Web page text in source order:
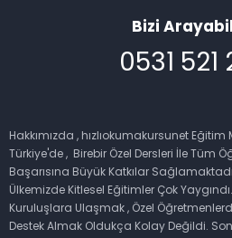
Bizi
0531 521
Hakkımızda , hızlıokumakursunet Eğitim
Türkiye'de , Birebir Özel Dersleri İle Tüm
Başarısına Büyük Katkılar
Ülkemizde Kitlesel Eğitimler Çok
Kuruluşlara Ulaşmak , Özel
Destek Almak Oldukça Kolay Değildi.